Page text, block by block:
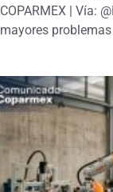
COPARMEX | Vía:
mayores